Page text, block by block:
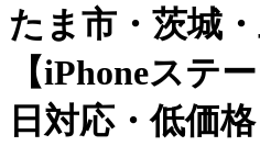
たま市・茨城・
【iPhoneステ
日対応・低価格